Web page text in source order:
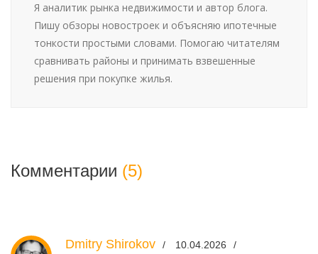
Я аналитик рынка недвижимости и автор блога.
Пишу обзоры новостроек и объясняю ипотечные
тонкости простыми словами. Помогаю читателям
сравнивать районы и принимать взвешенные
решения при покупке жилья.
Комментарии (5)
Dmitry Shirokov 10.04.2026